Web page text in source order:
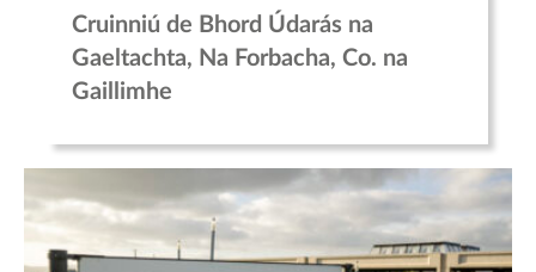
Cruinniú de Bhord Údarás na
Gaeltachta, Na Forbacha, Co. na
Gaillimhe